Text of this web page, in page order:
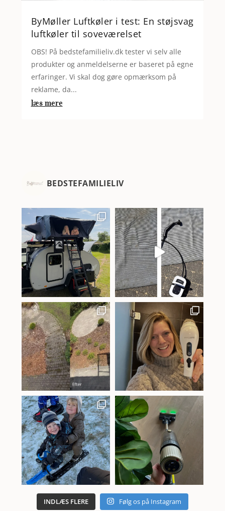
ByMøller Luftkøler i test: En støjsvag
luftkøler til soveværelset
OBS! På bedstefamilieliv.dk tester vi selv alle
produkter og anmeldelserne er baseret på egne
erfaringer. Vi skal dog gøre opmærksom på
reklame, da...
læs mere
BEDSTEFAMILIELIV
INDLÆS FLERE Følg os på Instagram